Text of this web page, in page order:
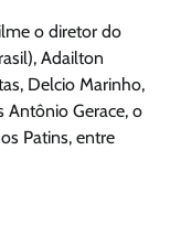
o diretor do
Adailton
Delcio Marinho,
Antônio Gerace, o
Patins, entre